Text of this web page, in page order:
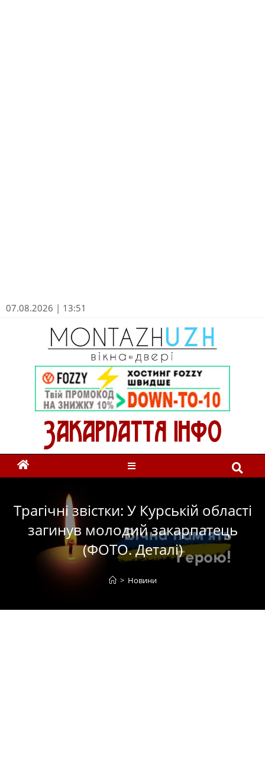
07.08.2026 | 13:51
Трагічні звістки: У Курській області
загинув молодий закарпатець
(ФОТО. Деталі)
> Новини